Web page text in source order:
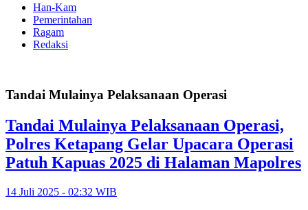
Han-Kam
Pemerintahan
Ragam
Redaksi
Tandai Mulainya Pelaksanaan Operasi
Tandai Mulainya Pelaksanaan Operasi,
Polres Ketapang Gelar Upacara Operasi
Patuh Kapuas 2025 di Halaman Mapolres
14 Juli 2025 - 02:32 WIB